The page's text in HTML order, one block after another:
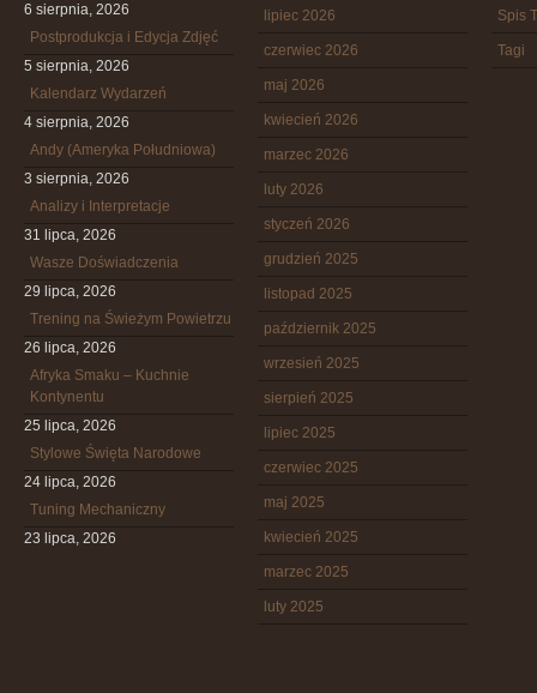
6 sierpnia, 2026
Postprodukcja i Edycja Zdjęć
5 sierpnia, 2026
Kalendarz Wydarzeń
4 sierpnia, 2026
Andy (Ameryka Południowa)
3 sierpnia, 2026
Analizy i Interpretacje
31 lipca, 2026
Wasze Doświadczenia
29 lipca, 2026
Trening na Świeżym Powietrzu
26 lipca, 2026
Afryka Smaku – Kuchnie
Kontynentu
25 lipca, 2026
Stylowe Święta Narodowe
24 lipca, 2026
Tuning Mechaniczny
23 lipca, 2026
lipiec 2026
czerwiec 2026
maj 2026
kwiecień 2026
marzec 2026
luty 2026
styczeń 2026
grudzień 2025
listopad 2025
październik 2025
wrzesień 2025
sierpień 2025
lipiec 2025
czerwiec 2025
maj 2025
kwiecień 2025
marzec 2025
luty 2025
Spis
Tagi